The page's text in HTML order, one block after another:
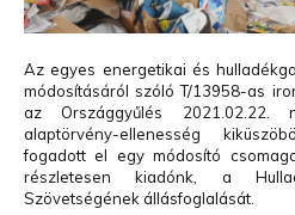
„A múzeumok a múltat őrzik meg,
Az egyes energetikai és
módosításáról szóló T/13958-as
az Országgyűlés 2021.02.22.
alaptörvény-ellenesség
fogadott el egy módosító
részletesen kiadónk, a
Szövetségének állásfoglalását.